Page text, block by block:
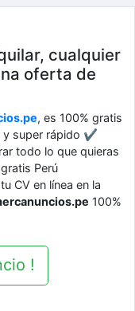
cualquier
oferta de
, es 100% gratis
super rápido ✔
todo lo que quieras
Perú
CV en línea en la
100%
!